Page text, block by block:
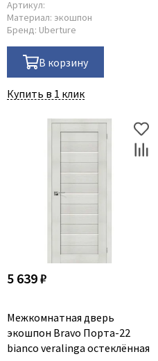
Артикул:
Материал: экошпон
Бренд: Uberture
В корзину
Купить в 1 клик
5 639 ₽
Межкомнатная дверь
экошпон Bravo Порта-22
bianco veralinga остеклённая